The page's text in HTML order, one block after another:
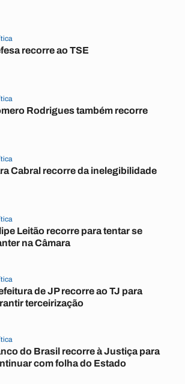
recorre ao TSE
Rodrigues também recorre
Cabral recorre da inelegibilidade
Leitão recorre para tentar se
na Câmara
de JP recorre ao TJ para
terceirização
do Brasil recorre à Justiça para
com folha do Estado